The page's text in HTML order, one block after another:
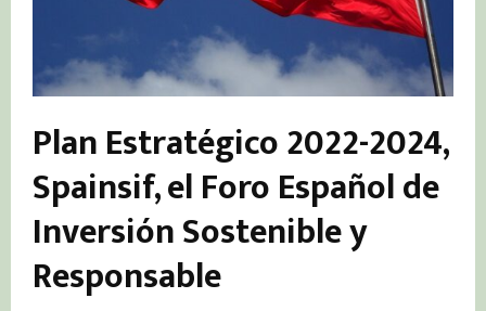
Plan Estratégico 2022-2024,
Spainsif, el Foro Español de
Inversión Sostenible y
Responsable